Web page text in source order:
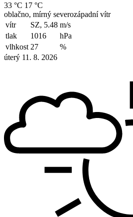
33 °C 17 °C
oblačno, mírný severozápadní vítr
vítr
SZ, 5.48 m/s
tlak
1016
hPa
vlhkost 27
%
úterý 11. 8. 2026